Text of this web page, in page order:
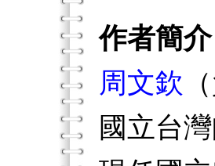
作者簡介
周文欽
國立台